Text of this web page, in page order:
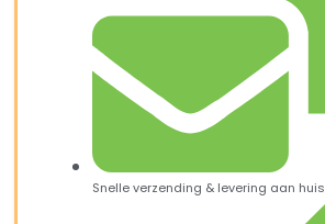
Snelle verzending & levering aan huis